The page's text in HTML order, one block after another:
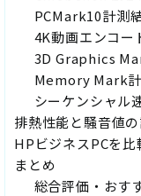
PCMark10計測
4K動画エンコー
3D Graphics
Memory Mark
シーケンシャル
排熱性能と騒音値
HPビジネスPCを
まとめ
総合評価・おす